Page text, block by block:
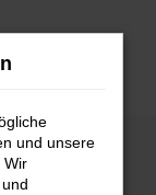
Kia Sportage
und unsere
Wir